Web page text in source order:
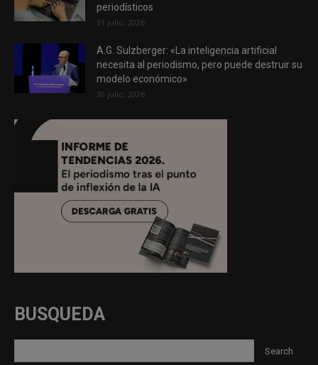
periodísticos
31 julio, 2026
A.G. Sulzberger: «La inteligencia artificial
necesita al periodismo, pero puede destruir su
modelo económico»
30 julio, 2026
BUSQUEDA